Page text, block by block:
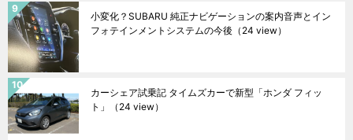
小変化？SUBARU 純正ナビゲーションの案内音声とイン
フォテインメントシステムの今後 （24 view）
カーシェア試乗記 タイムズカーで新型「ホンダ フィッ
ト」
（24 view）